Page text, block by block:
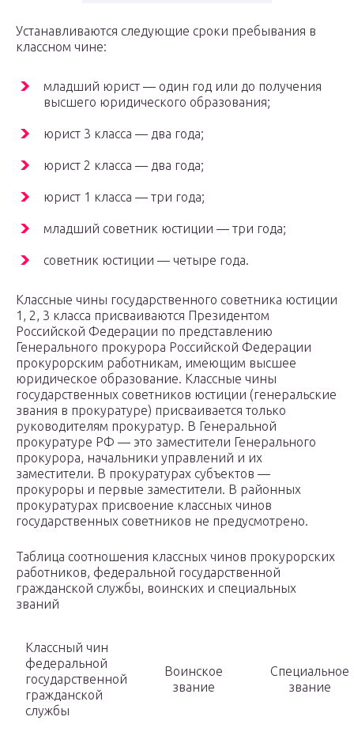
Устанавливаются следующие сроки пребывания в
классном чине:
младший юрист — один год или до получения
высшего юридического образования;
юрист 3 класса — два года;
юрист 2 класса — два года;
юрист 1 класса — три года;
младший советник юстиции — три года;
советник юстиции — четыре года.
Классные чины государственного советника юстиции
1, 2, 3 класса присваиваются Президентом
Российской Федерации по представлению
Генерального прокурора Российской Федерации
прокурорским работникам, имеющим высшее
юридическое образование. Классные чины
государственных советников юстиции (генеральские
звания в прокуратуре) присваивается только
руководителям прокуратур. В Генеральной
прокуратуре РФ — это заместители Генерального
прокурора, начальники управлений и их
заместители. В прокуратурах субъектов —
прокуроры и первые заместители. В районных
прокуратурах присвоение классных чинов
государственных советников не предусмотрено.
Таблица соотношения классных чинов прокурорских
работников, федеральной государственной
гражданской службы, воинских и специальных
званий
Классный чин
федеральной
государственной
гражданской
службы
Воинское
звание
Специальное
звание